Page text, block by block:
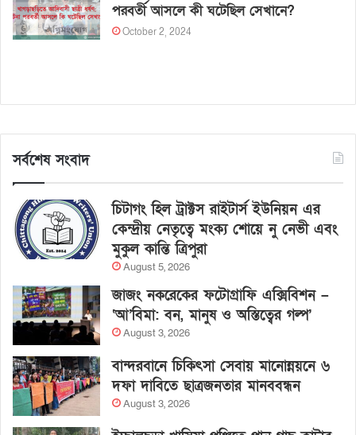
পরবর্তী আসলে কী ঘটেছিল সেখানে?
October 2, 2024
সর্বশেষ সংবাদ
চিটাগং হিল ট্রাক্টস রাইটার্স ইউনিয়ন এর
কেন্দ্রীয় নেতৃত্বে মংক্য শোয়ে নু নেভী এবং
মুকুল কান্তি ত্রিপুরা
August 5, 2026
জাজং নকরেকের ফটোগ্রাফি এক্সিবিশন –
‘আ’বিমা: বন, মানুষ ও অস্তিত্বের গল্প’
August 3, 2026
বান্দরবানে চিকিৎসা সেবায় মানোন্নয়নে ৬
দফা দাবিতে ছাত্রজনতার মানববন্ধন
August 3, 2026